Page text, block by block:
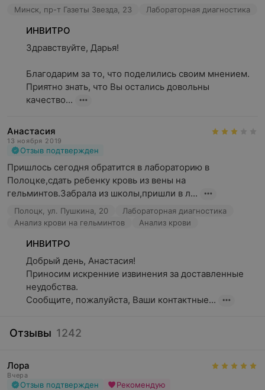
Минск, пр-т Газеты Звезда, 23 Лабораторная диагностика
ИНВИТРО
Здравствуйте, Дарья!
Благодарим за то, что поделились своим мнением.
Приятно знать, что Вы остались довольны
качество...
Анастасия
13 ноября 2019
Отзыв подтвержден
Пришлось сегодня обратится в лабораторию в
Полоцке,сдать ребенку кровь из вены на
гельминтов.Забрала из школы,пришли в л...
Полоцк, ул. Пушкина, 20
Лабораторная диагностика
Анализ крови на гельминтов
Анализ крови
ИНВИТРО
Добрый день, Анастасия!
Приносим искренние извинения за доставленные
неудобства.
Сообщите, пожалуйста, Ваши контактные...
Отзывы 1242
Лора
Вчера
Отзыв подтвержден Рекомендую